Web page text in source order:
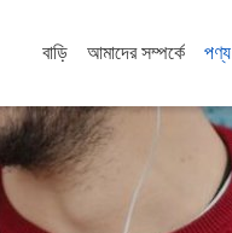
বাড়ি আমাদের সম্পর্কে পণ্য